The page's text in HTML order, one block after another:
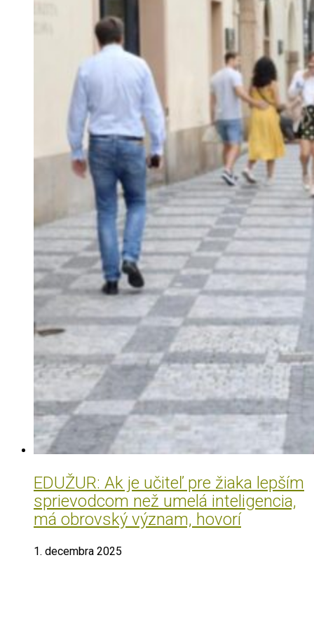
EDUŽUR: Ak je učiteľ pre žiaka lepším
sprievodcom než umelá inteligencia,
má obrovský význam, hovorí
1. decembra 2025